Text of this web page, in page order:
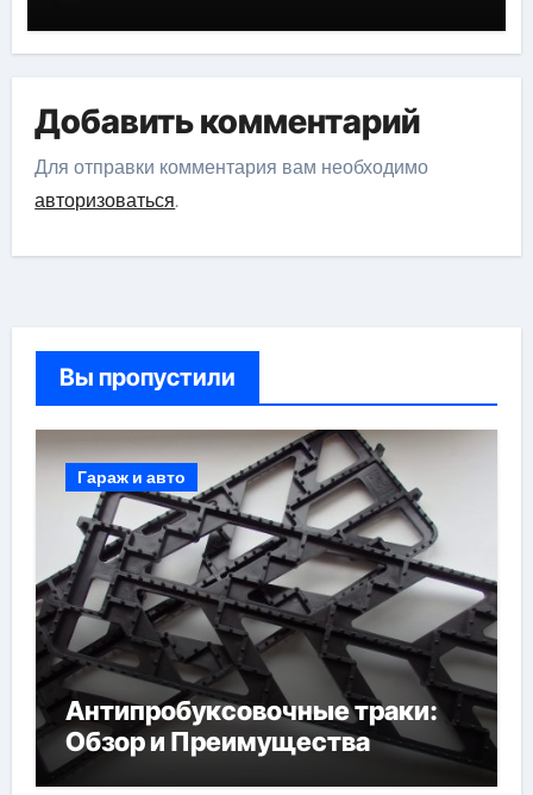
Добавить комментарий
Для отправки комментария вам необходимо
авторизоваться.
Вы пропустили
Гараж и авто
Антипробуксовочные траки:
Обзор и Преимущества